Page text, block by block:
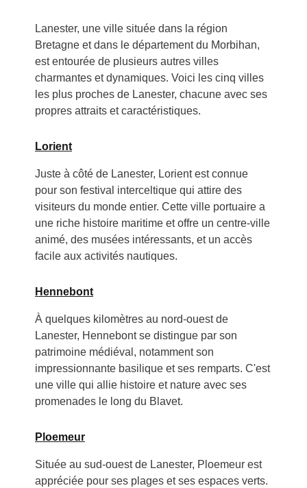
Lanester, une ville située dans la région
Bretagne et dans le département du Morbihan,
est entourée de plusieurs autres villes
charmantes et dynamiques. Voici les cinq villes
les plus proches de Lanester, chacune avec ses
propres attraits et caractéristiques.
Lorient
Juste à côté de Lanester, Lorient est connue
pour son festival interceltique qui attire des
visiteurs du monde entier. Cette ville portuaire a
une riche histoire maritime et offre un centre-ville
animé, des musées intéressants, et un accès
facile aux activités nautiques.
Hennebont
À quelques kilomètres au nord-ouest de
Lanester, Hennebont se distingue par son
patrimoine médiéval, notamment son
impressionnante basilique et ses remparts. C'est
une ville qui allie histoire et nature avec ses
promenades le long du Blavet.
Ploemeur
Située au sud-ouest de Lanester, Ploemeur est
appréciée pour ses plages et ses espaces verts.